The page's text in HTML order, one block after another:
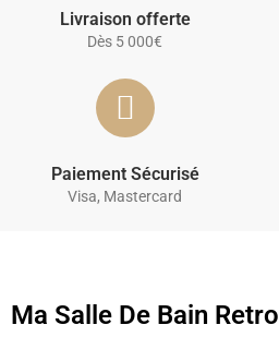
Livraison offerte
Dès 5 000€
Paiement Sécurisé
Visa, Mastercard
Ma Salle De Bain Retro